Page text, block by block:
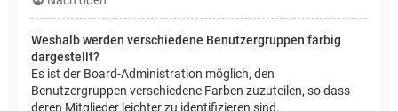
Weshalb werden verschiedene Benutzergruppen farbig
dargestellt?
Es ist der Board-Administration möglich, den
Benutzergruppen verschiedene Farben zuzuteilen, so dass
deren Mitglieder leichter zu identifizieren sind.